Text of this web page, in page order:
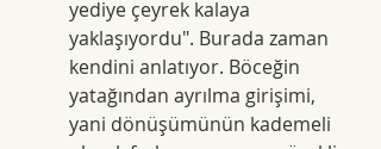
yediye çeyrek kalaya
yaklaşıyordu". Burada zaman
kendini anlatıyor. Böceğin
yatağından ayrılma girişimi,
yani dönüşümünün kademeli